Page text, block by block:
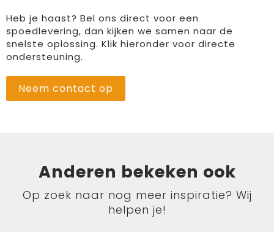
Heb je haast? Bel ons direct voor een
spoedlevering, dan kijken we samen naar de
snelste oplossing. Klik hieronder voor directe
ondersteuning.
Neem contact op
Anderen bekeken ook
Op zoek naar nog meer inspiratie? Wij
helpen je!